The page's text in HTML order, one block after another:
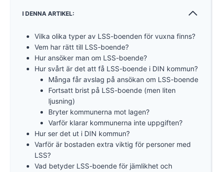
I DENNA ARTIKEL:
Vilka olika typer av LSS-boenden för vuxna finns?
Vem har rätt till LSS-boende?
Hur ansöker man om LSS-boende?
Hur svårt är det att få LSS-boende i DIN kommun?
Många får avslag på ansökan om LSS-boende
Fortsatt brist på LSS-boende (men liten
ljusning)
Bryter kommunerna mot lagen?
Varför klarar kommunerna inte uppgiften?
Hur ser det ut i DIN kommun?
Varför är bostaden extra viktig för personer med
LSS?
Vad betyder LSS-boende för jämlikhet och